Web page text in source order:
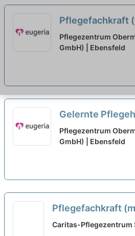
Pflegefachkraft
suchen
neu
Pflegezentrum
GmbH) | Ebensfeld
Gelernte
Hier können
Pflegezentrum
GmbH) | Ebensfeld
Pflegefachkraft
uns auf Ihre
Caritas-Pflegezentrum